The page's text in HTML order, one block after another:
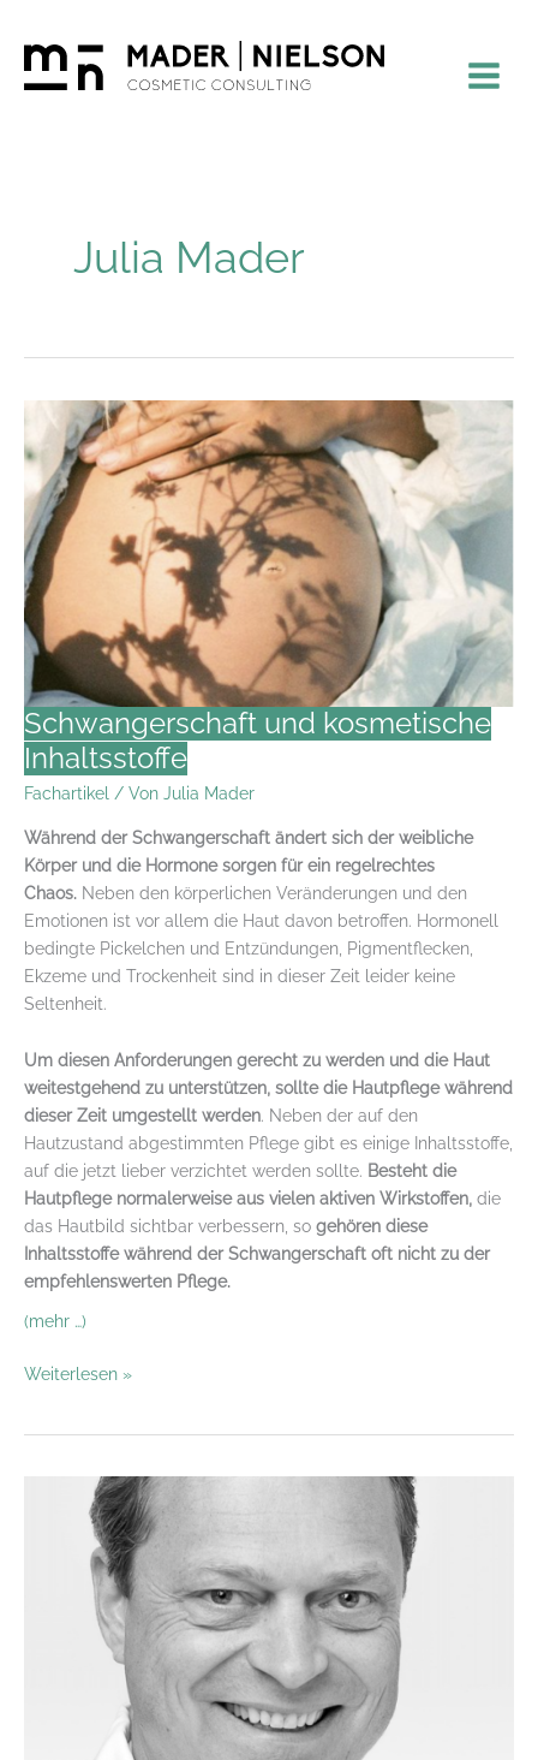
springen
Julia Mader
Schwangerschaft und kosmetische
Inhaltsstoffe
Fachartikel / Von Julia Mader
Während der Schwangerschaft ändert sich der weibliche
Körper und die Hormone sorgen für ein regelrechtes
Chaos. Neben den körperlichen Veränderungen und den
Emotionen ist vor allem die Haut davon betroffen. Hormonell
bedingte Pickelchen und Entzündungen, Pigmentflecken,
Ekzeme und Trockenheit sind in dieser Zeit leider keine
Seltenheit.
Um diesen Anforderungen gerecht zu werden und die Haut
weitestgehend zu unterstützen, sollte die Hautpflege während
dieser Zeit umgestellt werden. Neben der auf den
Hautzustand abgestimmten Pflege gibt es einige Inhaltsstoffe,
auf die jetzt lieber verzichtet werden sollte. Besteht die
Hautpflege normalerweise aus vielen aktiven Wirkstoffen, die
das Hautbild sichtbar verbessern, so gehören diese
Inhaltsstoffe während der Schwangerschaft oft nicht zu der
empfehlenswerten Pflege.
(mehr …)
Schwangerschaft
Weiterlesen »